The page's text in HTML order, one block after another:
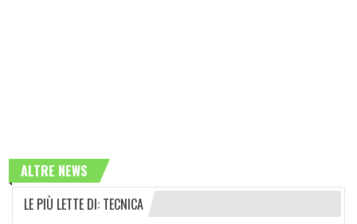
ALTRE NEWS
LE PIÙ LETTE DI: TECNICA